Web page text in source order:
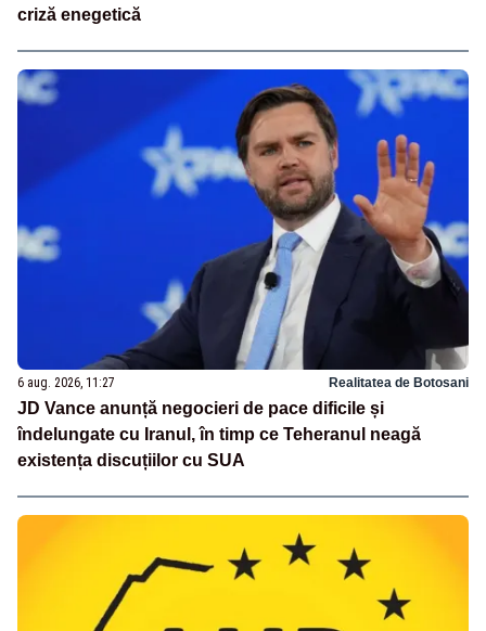
criză enegetică
6 aug. 2026, 11:27 Realitatea de Botosani
JD Vance anunță negocieri de pace dificile și
îndelungate cu Iranul, în timp ce Teheranul neagă
existența discuțiilor cu SUA